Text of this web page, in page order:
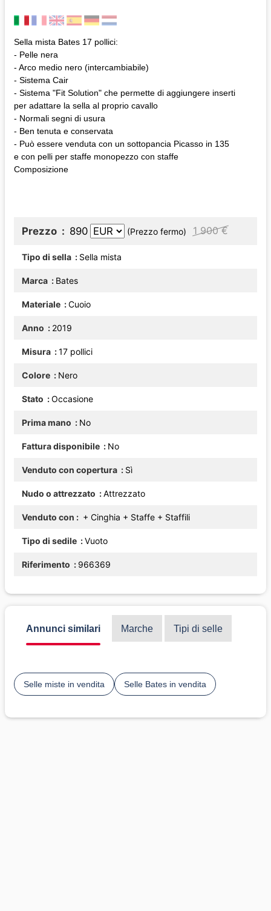
Sella mista Bates 17 pollici:
- Pelle nera
- Arco medio nero (intercambiabile)
- Sistema Cair
- Sistema "Fit Solution" che permette di aggiungere inserti
per adattare la sella al proprio cavallo
- Normali segni di usura
- Ben tenuta e conservata
- Può essere venduta con un sottopancia Picasso in 135
e con pelli per staffe monopezzo con staffe
Composizione
Prezzo 890 (Prezzo fermo) 1 900 €
Tipo di sella Sella mista
Marca Bates
Materiale Cuoio
Anno 2019
Misura 17 pollici
Colore Nero
Stato Occasione
Prima mano No
Fattura disponibile No
Venduto con copertura Sì
Nudo o attrezzato Attrezzato
Venduto con + Cinghia + Staffe + Staffili
Tipo di sedile Vuoto
Riferimento 966369
Annunci similari Marche Tipi di selle
Selle miste in vendita Selle Bates in vendita